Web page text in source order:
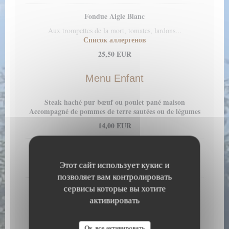
Этот сайт использует кукис и
позволяет вам контролировать
сервисы которые вы хотите
активировать
Fondue Aigle Blanc
Aux trompettes de la mort, tomates, lardons...
Список аллергенов
25,50 EUR
Menu Enfant
Steak haché pur bœuf ou poulet pané maison
Accompagné de pommes de terre sautées ou de légumes
14,00 EUR
15,50 EUR
Dessert : Glace 1 boule ou Fondant au chocolat